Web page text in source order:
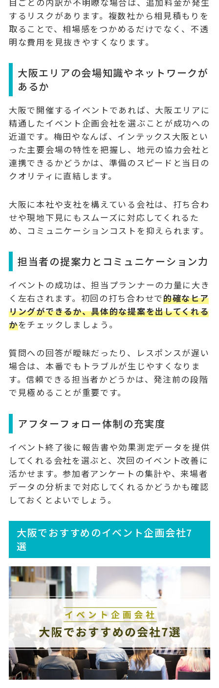
するリスクがあります。 複数社から相見積もりを
取る ことで、相場感をつかめるだけでなく、不透
明な費用を見抜きやすくなります。
大阪エリアの会場知識やネットワークが
あるか
大阪で開催するイベントであれば、 大阪エリアに
精通したイベント企画会社を選ぶ ことが成功への
近道です。梅田やなんば、インテックス大阪とい
った主要会場の特性を把握し、地元の協力会社と
連携できるかどうかは、準備のスピードと当日の
クオリティに直結します。
大阪に本社や支社を構えている会社は、打ち合わ
せや現地下見にもスムーズに対応してくれるた
め、コミュニケーションコストを抑えられます。
担当者の提案力とコミュニケーション力
イベントの成功は、担当プランナーの力量に大き
く左右されます。初回の打ち合わせで的確なヒア
リングができるか、具体的な提案を出してくれる
かをチェックしましょう。
質問への回答が曖昧だったり、レスポンスが遅い
場合は、本番でもトラブルが生じやすくなりま
す。信頼できる担当者かどうかは、発注前の段階
で見極めることが重要です。
アフターフォロー体制の充実度
イベント終了後に報告書や効果測定データを提供
してくれる会社を選ぶと、 次回のイベント改善に
活かせます。参加者アンケートの集計や、来場者
データの分析まで対応してくれるかどうかも確認
しておくとよいでしょう。
大阪でおすすめのイベント企画会社7
選